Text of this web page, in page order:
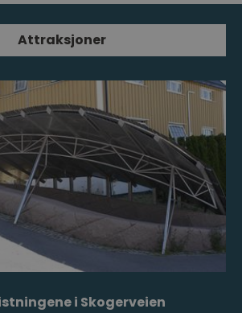
Attraksjoner
i Skogerveien